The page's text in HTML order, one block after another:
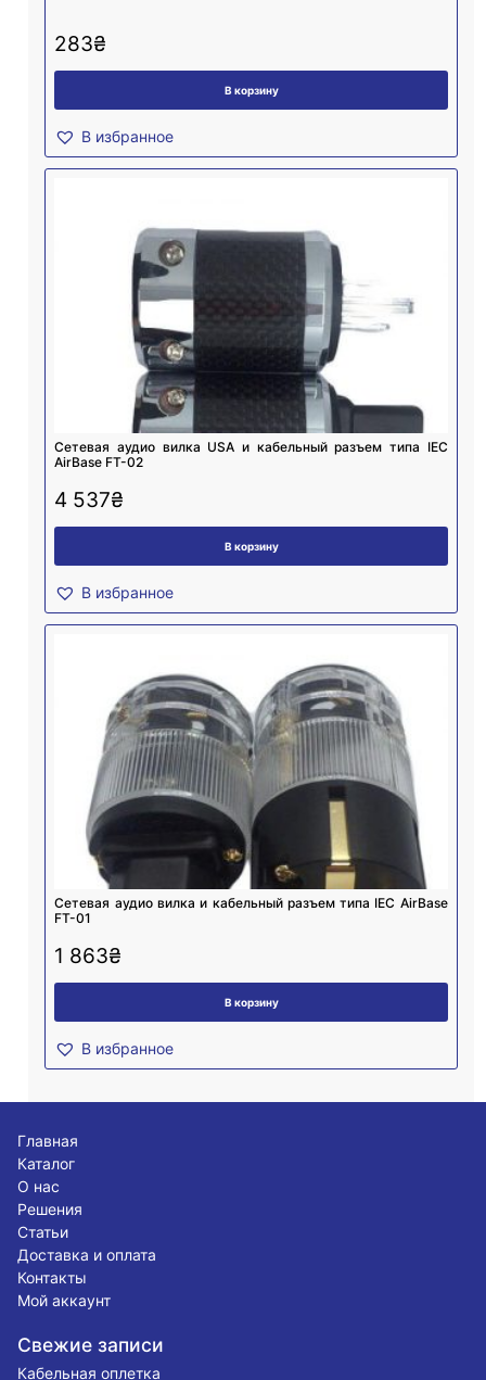
283₴
В корзину
В избранное
Cетевая аудио вилка USA и кабельный разъем типа IEC
AirBase FT-02
4 537₴
В корзину
В избранное
Cетевая аудио вилка и кабельный разъем типа IEC AirBase
FT-01
1 863₴
В корзину
В избранное
Главная
Каталог
О нас
Решения
Статьи
Доставка и оплата
Контакты
Мой аккаунт
Свежие записи
Кабельная оплетка